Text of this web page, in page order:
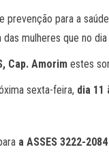
prevenção para a
mulheres que no
Cap. Amorim estes
sexta-feira, dia 11
a ASSES 3222-